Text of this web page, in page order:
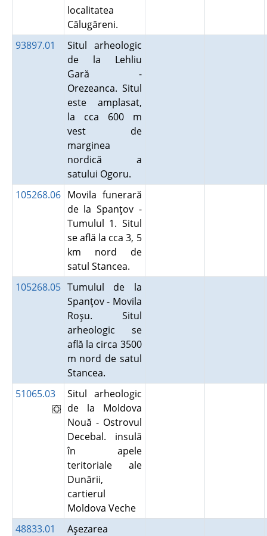
localitatea
Călugăreni.
93897.01
Situl arheologic
de la Lehliu
Gară -
Orezeanca. Situl
este amplasat,
la cca 600 m
vest de
marginea
nordică a
satului Ogoru.
105268.06 Movila funerară
de la Spanţov -
Tumulul 1. Situl
se află la cca 3, 5
km nord de
satul Stancea.
105268.05 Tumulul de la
Spanţov - Movila
Roşu. Situl
arheologic se
află la circa 3500
m nord de satul
Stancea.
51065.03
Situl arheologic
de la Moldova
Nouă - Ostrovul
Decebal. insulă
în apele
teritoriale ale
Dunării,
cartierul
Moldova Veche
48833.01
Aşezarea